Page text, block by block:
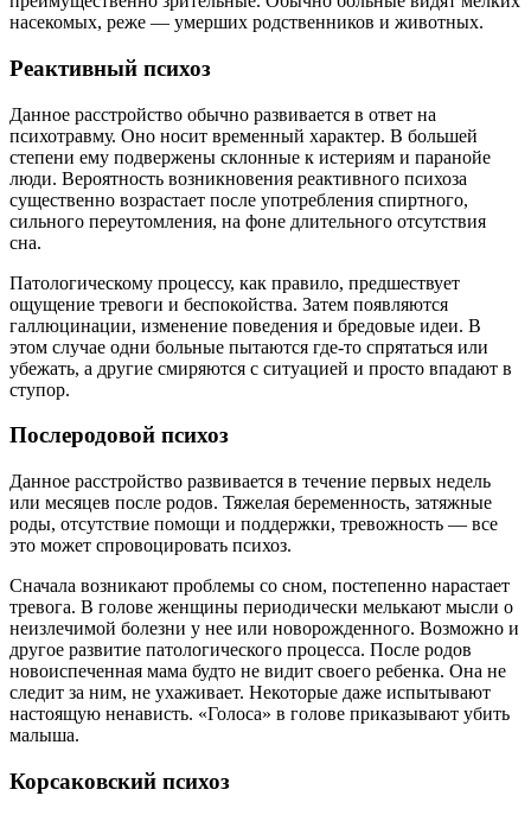
насекомых, реже — умерших родственников и животных.
Реактивный психоз
Данное расстройство обычно развивается в ответ на
психотравму. Оно носит временный характер. В большей
степени ему подвержены склонные к истериям и паранойе
люди. Вероятность возникновения реактивного психоза
существенно возрастает после употребления спиртного,
сильного переутомления, на фоне длительного отсутствия
сна.
Патологическому процессу, как правило, предшествует
ощущение тревоги и беспокойства. Затем появляются
галлюцинации, изменение поведения и бредовые идеи. В
этом случае одни больные пытаются где-то спрятаться или
убежать, а другие смиряются с ситуацией и просто впадают в
ступор.
Послеродовой психоз
Данное расстройство развивается в течение первых недель
или месяцев после родов. Тяжелая беременность, затяжные
роды, отсутствие помощи и поддержки, тревожность — все
это может спровоцировать психоз.
Сначала возникают проблемы со сном, постепенно нарастает
тревога. В голове женщины периодически мелькают мысли о
неизлечимой болезни у нее или новорожденного. Возможно и
другое развитие патологического процесса. После родов
новоиспеченная мама будто не видит своего ребенка. Она не
следит за ним, не ухаживает. Некоторые даже испытывают
настоящую ненависть. «Голоса» в голове приказывают убить
малыша.
Корсаковский психоз